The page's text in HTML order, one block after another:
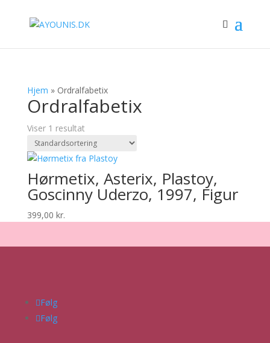
Hjem » Ordralfabetix
Ordralfabetix
Viser 1 resultat
Hørmetix, Asterix, Plastoy,
Goscinny Uderzo, 1997, Figur
399,00 kr.
Følg
Følg